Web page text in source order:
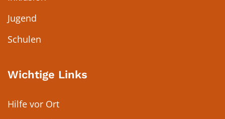
Jugend
Schulen
Wichtige Links
Hilfe vor Ort